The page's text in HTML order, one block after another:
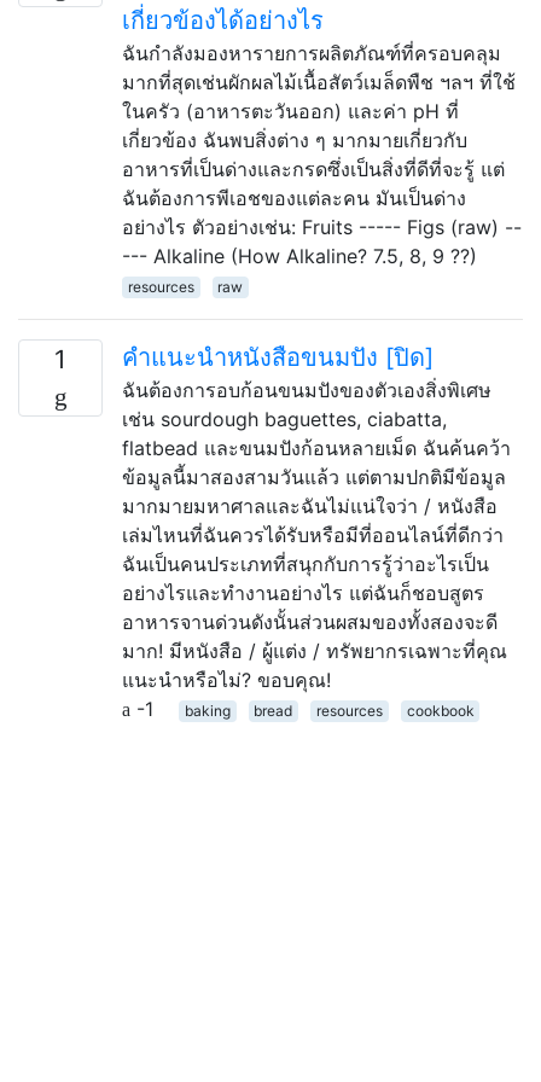
เกี่ยวข้องได้อย่างไร
ฉันกำลังมองหารายการผลิตภัณฑ์ที่ครอบคลุม
มากที่สุดเช่นผักผลไม้เนื้อสัตว์เมล็ดพืช ฯลฯ ที่ใช้
ในครัว (อาหารตะวันออก) และค่า pH ที่
เกี่ยวข้อง ฉันพบสิ่งต่าง ๆ มากมายเกี่ยวกับ
อาหารที่เป็นด่างและกรดซึ่งเป็นสิ่งที่ดีที่จะรู้ แต่
ฉันต้องการพีเอชของแต่ละคน มันเป็นด่าง
อย่างไร ตัวอย่างเช่น: Fruits ----- Figs (raw) --
--- Alkaline (How Alkaline? 7.5, 8, 9 ??)
resources raw
1 คำแนะนำหนังสือขนมปัง [ปิด]
ฉันต้องการอบก้อนขนมปังของตัวเองสิ่งพิเศษ
เช่น sourdough baguettes, ciabatta,
flatbead และขนมปังก้อนหลายเม็ด ฉันค้นคว้า
ข้อมูลนี้มาสองสามวันแล้ว แต่ตามปกติมีข้อมูล
มากมายมหาศาลและฉันไม่แน่ใจว่า / หนังสือ
เล่มไหนที่ฉันควรได้รับหรือมีที่ออนไลน์ที่ดีกว่า
ฉันเป็นคนประเภทที่สนุกกับการรู้ว่าอะไรเป็น
อย่างไรและทำงานอย่างไร แต่ฉันก็ชอบสูตร
อาหารจานด่วนดังนั้นส่วนผสมของทั้งสองจะดี
มาก! มีหนังสือ / ผู้แต่ง / ทรัพยากรเฉพาะที่คุณ
แนะนำหรือไม่? ขอบคุณ!
-1
baking bread resources cookbook